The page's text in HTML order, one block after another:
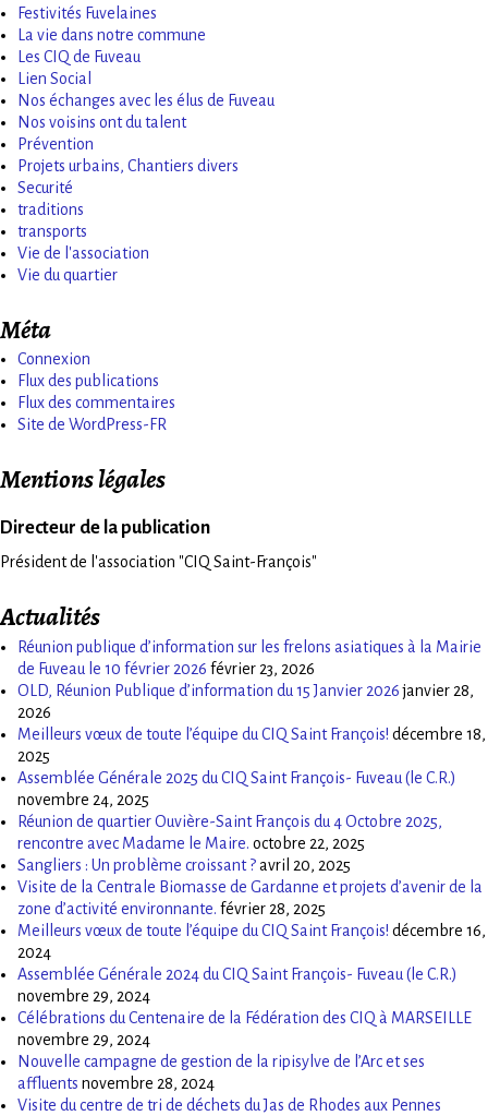
Festivités Fuvelaines
La vie dans notre commune
Les CIQ de Fuveau
Lien Social
Nos échanges avec les élus de Fuveau
Nos voisins ont du talent
Prévention
Projets urbains, Chantiers divers
Securité
traditions
transports
Vie de l'association
Vie du quartier
Méta
Connexion
Flux des publications
Flux des commentaires
Site de WordPress-FR
Mentions légales
Directeur de la publication
Président de l'association "CIQ Saint-François"
Actualités
Réunion publique d’information sur les frelons asiatiques à la Mairie
de Fuveau le 10 février 2026 février 23, 2026
OLD, Réunion Publique d’information du 15 Janvier 2026 janvier 28,
2026
Meilleurs vœux de toute l’équipe du CIQ Saint François! décembre 18,
2025
Assemblée Générale 2025 du CIQ Saint François- Fuveau (le C.R.)
novembre 24, 2025
Réunion de quartier Ouvière-Saint François du 4 Octobre 2025,
rencontre avec Madame le Maire. octobre 22, 2025
Sangliers : Un problème croissant ?avril 20, 2025
Visite de la Centrale Biomasse de Gardanne et projets d’avenir de la
zone d’activité environnante. février 28, 2025
Meilleurs vœux de toute l’équipe du CIQ Saint François! décembre 16,
2024
Assemblée Générale 2024 du CIQ Saint François- Fuveau (le C.R.)
novembre 29, 2024
Célébrations du Centenaire de la Fédération des CIQ à MARSEILLE
novembre 29, 2024
Nouvelle campagne de gestion de la ripisylve de l’Arc et ses
affluents novembre 28, 2024
Visite du centre de tri de déchets du Jas de Rhodes aux Pennes